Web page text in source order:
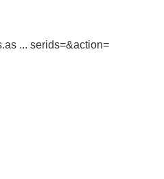
... serids=&action=